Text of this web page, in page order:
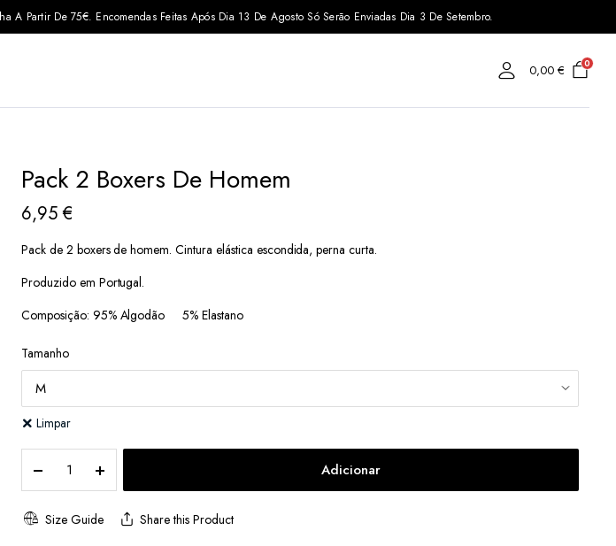
Partir De 75€. Encomendas Feitas Após Dia 13 De Agosto Só Serão Enviadas Dia 3 De Setembro.
0,00€ 0
Pack 2 Boxers De Homem
6,95€
Pack de 2 boxers de homem. Cintura elástica escondida, perna curta.
Produzido em Portugal.
Composição: 95% Algodão 5% Elastano
Tamanho
Limpar
Boxers
De
Adicionar
Size Guide Share this Product